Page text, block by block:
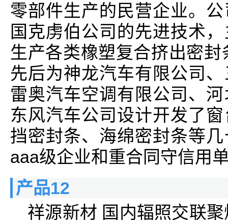
零部件生产的民营企业。
国克虏伯公司的先进技术
生产各类橡塑复合挤出密
先后为神龙汽车有限公司
雷奥汽车空调有限公司、
东风汽车公司设计开发了
挡密封条、海绵密封条等
aaa级企业和重合同守信用
产品12
祥源新材 国内辐照交联